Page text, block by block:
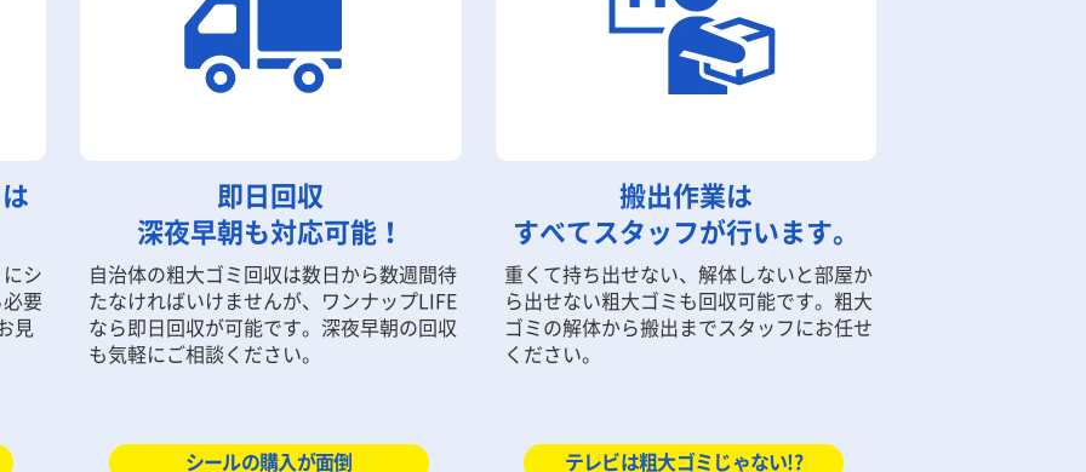
シ
要
見
即日回収
深夜早朝も対応可能！
自治体の粗大ゴミ回収は数日から数週間待
たなければいけませんが、ワンナップLIFE
なら即日回収が可能です。深夜早朝の回収
も気軽にご相談ください。
搬出作業は
すべてスタッフが行います。
重くて持ち出せない、解体しないと部屋か
ら出せない粗大ゴミも回収可能です。粗大
ゴミの解体から搬出までスタッフにお任せ
ください。
シールの購入が面倒 テレビは粗大ゴミじゃない!?